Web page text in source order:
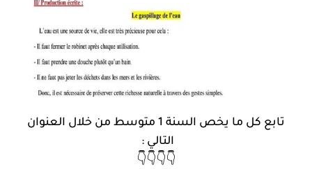
تابع كل ما يخص السنة 1 متوسط من خلال العنوان
التالي :
👇👇👇👇